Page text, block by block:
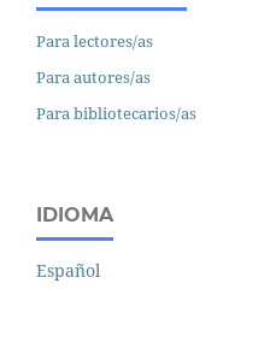
Para lectores/as
Para autores/as
Para bibliotecarios/as
IDIOMA
Español